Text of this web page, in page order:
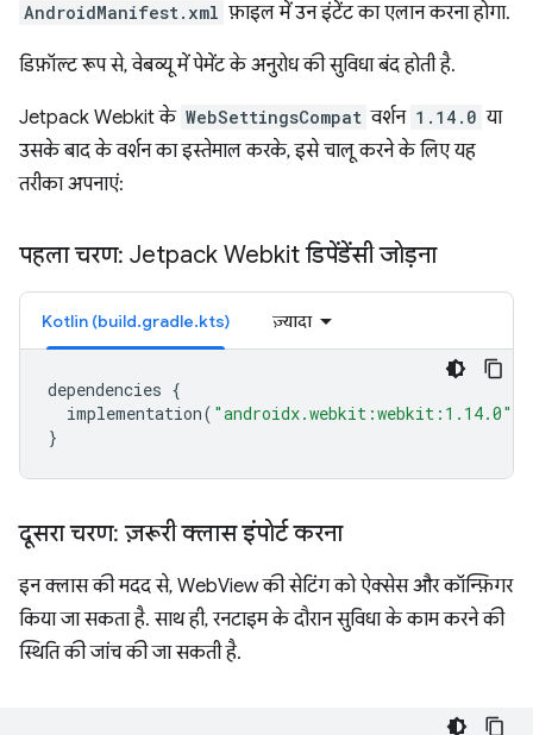
AndroidManifest.xml फ़ाइल में उन इंटेंट का एलान करना होगा.
डिफ़ॉल्ट रूप से, वेबव्यू में पेमेंट के अनुरोध की सुविधा बंद होती है.
Jetpack Webkit के WebSettingsCompat वर्शन 1.14.0 या
उसके बाद के वर्शन का इस्तेमाल करके, इसे चालू करने के लिए यह
तरीका अपनाएं:
पहला चरण: Jetpack Webkit डिपेंडेंसी जोड़ना
Kotlin (build.gradle.kts) ज़्यादा
dependencies {
implementation( "androidx.webkit:webkit:1.14.0"
}
दूसरा चरण: ज़रूरी क्लास इंपोर्ट करना
इन क्लास की मदद से, WebView की सेटिंग को ऐक्सेस और कॉन्फ़िगर
किया जा सकता है. साथ ही, रनटाइम के दौरान सुविधा के काम करने की
स्थिति की जांच की जा सकती है.